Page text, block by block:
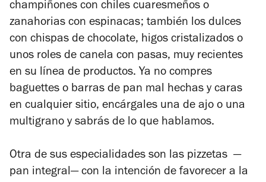
champiñones con chiles cuaresmeños o
zanahorias con espinacas; también los dulces
con chispas de chocolate, higos cristalizados o
unos roles de canela con pasas, muy recientes
en su línea de productos. Ya no compres
baguettes o barras de pan mal hechas y caras
en cualquier sitio, encárgales una de ajo o una
multigrano y sabrás de lo que hablamos.
Otra de sus especialidades son las pizzetas ­­ —
pan integral— con la intención de favorecer a la